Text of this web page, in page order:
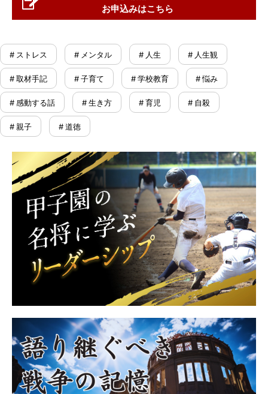
お申込みはこちら
# ストレス # メンタル # 人生 # 人生観
# 取材手記 # 子育て # 学校教育 # 悩み
# 感動する話 # 生き方 # 育児 # 自殺
# 親子 # 道徳